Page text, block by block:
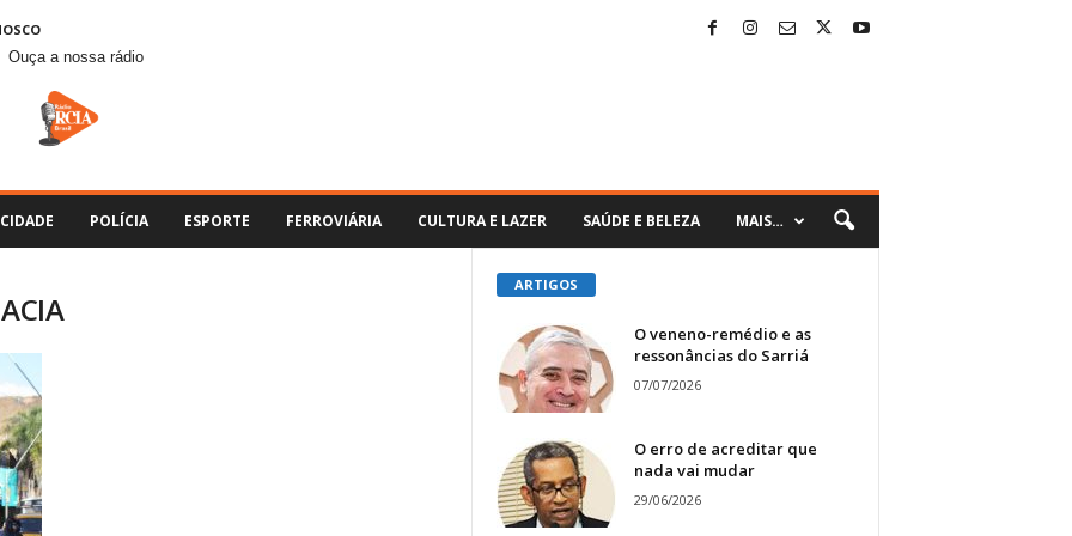
Ouça a nossa rádio
CIDADE POLÍCIA ESPORTE FERROVIÁRIA CULTURA E LAZER SAÚDE E BELEZA MAIS…
ARTIGOS
O veneno-remédio e as
ressonâncias do Sarriá
07/07/2026
O erro de acreditar que
nada vai mudar
29/06/2026